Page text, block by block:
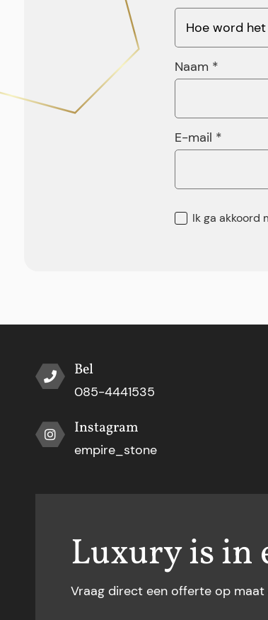
Naam *
E-mail *
Ik ga akkoord
Bel
085-4441535
Instagram
empire_stone
Luxury is in
Vraag direct een offerte op maat